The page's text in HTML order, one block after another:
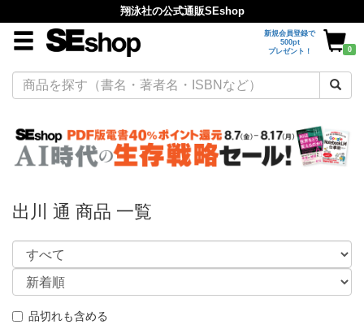
翔泳社の公式通販SEshop
新規会員登録で
500pt
プレゼント！
0
出川 通 商品 一覧
品切れも含める